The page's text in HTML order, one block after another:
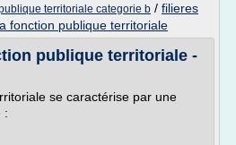
territoriale categorie b / filieres
fonction publique territoriale
publique territoriale -
se caractérise par une
: